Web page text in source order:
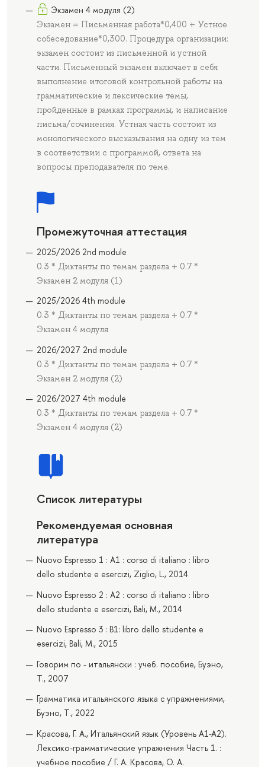
Экзамен 4 модуля (2)
Экзамен = Письменная работа*0,400 + Устное
собеседование*0,300. Процедура организации:
экзамен состоит из письменной и устной
части. Письменный экзамен включает в себя
выполнение итоговой контрольной работы на
грамматические и лексические темы,
пройденные в рамках программы, и написание
письма/сочинения. Устная часть состоит из
монологического высказывания на одну из тем
в соответствии с программой, ответа на
вопросы преподавателя по теме.
Промежуточная аттестация
2025/2026 2nd module
0.3 * Диктанты по темам раздела + 0.7 *
Экзамен 2 модуля (1)
2025/2026 4th module
0.3 * Диктанты по темам раздела + 0.7 *
Экзамен 4 модуля
2026/2027 2nd module
0.3 * Диктанты по темам раздела + 0.7 *
Экзамен 2 модуля (2)
2026/2027 4th module
0.3 * Диктанты по темам раздела + 0.7 *
Экзамен 4 модуля (2)
Список литературы
Рекомендуемая основная
литература
Nuovo Espresso 1 : A1 : corso di italiano : libro
dello studente e esercizi, Ziglio, L., 2014
Nuovo Espresso 2 : A2 : corso di italiano : libro
dello studente e esercizi, Bali, M., 2014
Nuovo Espresso 3 : B1: libro dello studente e
esercizi, Bali, M., 2015
Говорим по - итальянски : учеб. пособие, Буэно,
Т., 2007
Грамматика итальянского языка с упражнениями,
Буэно, Т., 2022
Красова, Г. А., Итальянский язык (Уровень А1-А2).
Лексико-грамматические упражнения Часть 1. :
учебное пособие / Г. А. Красова, О. А.